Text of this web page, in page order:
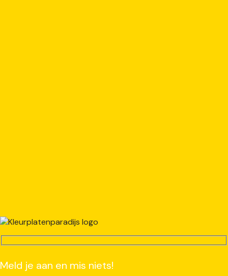
Meld je aan en mis niets!